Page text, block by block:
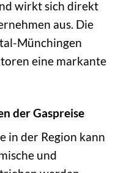
wirkt sich direkt
aus. Die
Münchingen
eine markante
der Gaspreise
in der Region kann
und